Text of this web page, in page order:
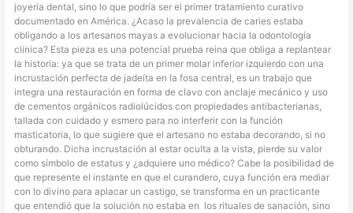
joyería dental, sino lo que podría ser el primer tratamiento curativo
documentado en América. ¿Acaso la prevalencia de caries estaba
obligando a los artesanos mayas a evolucionar hacia la odontología
clínica? Esta pieza es una potencial prueba reina que obliga a replantear
la historia: ya que se trata de un primer molar inferior izquierdo con una
incrustación perfecta de jadeíta en la fosa central, es un trabajo que
integra una restauración en forma de clavo con anclaje mecánico y uso
de cementos orgánicos radiolúcidos con propiedades antibacterianas,
tallada con cuidado y esmero para no interferir con la función
masticatoria, lo que sugiere que el artesano no estaba decorando, si no
obturando. Dicha incrustación al estar oculta a la vista, pierde su valor
como símbolo de estatus y ¿adquiere uno médico? Cabe la posibilidad de
que represente el instante en que el curandero, cuya función era mediar
con lo divino para aplacar un castigo, se transforma en un practicante
que entendió que la solución no estaba en los rituales de sanación, sino